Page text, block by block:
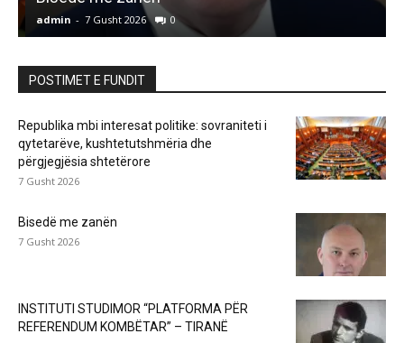
admin - 7 Gusht 2026 0
POSTIMET E FUNDIT
Republika mbi interesat politike: sovraniteti i
qytetarëve, kushtetutshmëria dhe
përgjegjësia shtetërore
7 Gusht 2026
Bisedë me zanën
7 Gusht 2026
INSTITUTI STUDIMOR “PLATFORMA PËR
REFERENDUM KOMBËTAR” – TIRANË